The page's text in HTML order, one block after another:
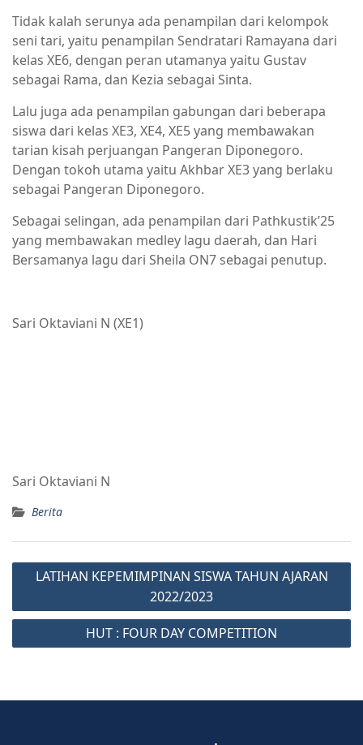
Tidak kalah serunya ada penampilan dari kelompok
seni tari, yaitu penampilan Sendratari Ramayana dari
kelas XE6, dengan peran utamanya yaitu Gustav
sebagai Rama, dan Kezia sebagai Sinta.
Lalu juga ada penampilan gabungan dari beberapa
siswa dari kelas XE3, XE4, XE5 yang membawakan
tarian kisah perjuangan Pangeran Diponegoro.
Dengan tokoh utama yaitu Akhbar XE3 yang berlaku
sebagai Pangeran Diponegoro.
Sebagai selingan, ada penampilan dari Pathkustik’25
yang membawakan medley lagu daerah, dan Hari
Bersamanya lagu dari Sheila ON7 sebagai penutup.
Sari Oktaviani N (XE1)
Sari Oktaviani N
Berita
LATIHAN KEPEMIMPINAN SISWA TAHUN AJARAN
2022/2023
HUT : FOUR DAY COMPETITION